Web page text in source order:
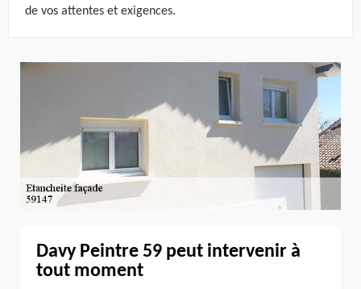
de vos attentes et exigences.
Davy Peintre 59 peut intervenir à
tout moment